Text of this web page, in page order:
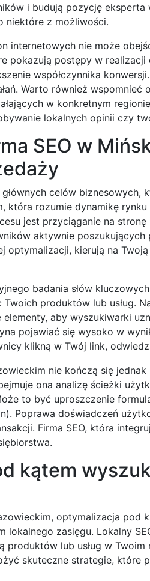
i budują pozycję
niektóre z możliwości.
internetowych nie może
pokazują postępy w
współczynnika
Warto również
w konkretnym
lokalnych opinii czy
SEO w
celów biznesowych,
która rozumie dynamikę
jest przyciąganie na
aktywnie
optymalizacji, kierują na
badania słów
produktów lub usług.
elementy, aby wyszukiwarki
pojawiać się wysoko w
klikną w Twój link,
nie kończą się
ona analizę ścieżki
to być uproszczenie
Poprawa doświadczeń
Firma SEO, która
kątem
optymalizacja
lokalnego zasięgu. Lokalny
lub usług w
skuteczne strategie, które